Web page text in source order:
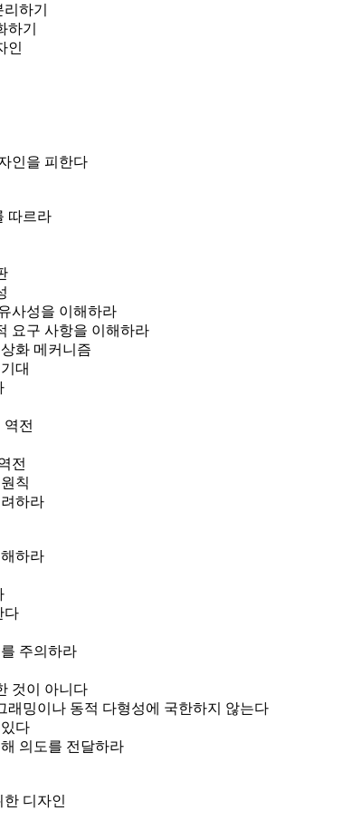
하기
하기
인
인을 피한다
따르라
사성을 이해하라
요구 사항을 이해하라
화 메커니즘
대
역전
전
칙
하라
하라
다
주의하라
것이 아니다
래밍이나 동적 다형성에 국한하지 않는다
다
의도를 전달하라
한 디자인